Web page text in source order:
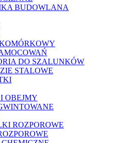
BUDOWLANA
DO SZALUNKÓW
STALOWE
OBEJMY
ROZPOROWE